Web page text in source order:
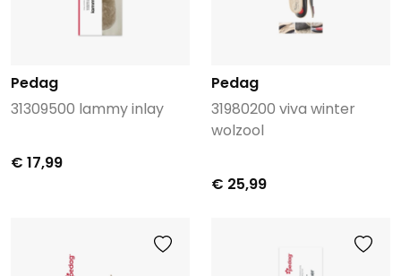
Pedag
31309500 lammy inlay
€ 17,99
Pedag
31980200 viva winter
wolzool
€ 25,99